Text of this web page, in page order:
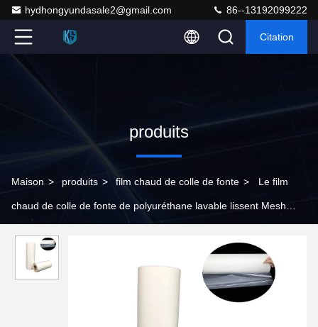
hydhongyundasale2@gmail.com 86--13192099222
Citation
produits
Maison > produits > film chaud de colle de fonte > Le film
chaud de colle de fonte de polyuréthane lavable lissent Mesh